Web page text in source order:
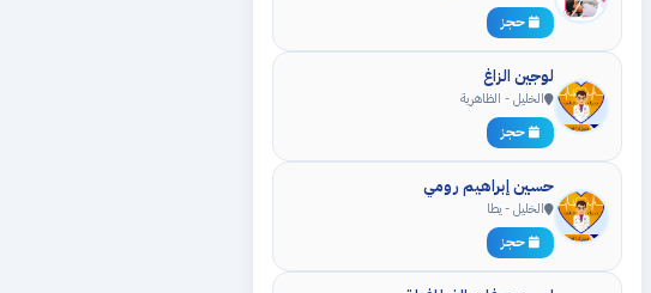
حجز
لوجين الزاغ
الخليل - الظاهرية
حجز
حسين إبراهيم رومي
الخليل - يطا
حجز